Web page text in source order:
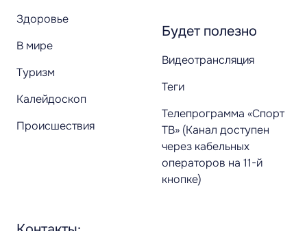
Здоровье
В мире
Туризм
Калейдоскоп
Происшествия
Будет полезно
Видеотрансляция
Теги
Телепрограмма «Спорт
ТВ» (Канал доступен
через кабельных
операторов на 11-й
кнопке)